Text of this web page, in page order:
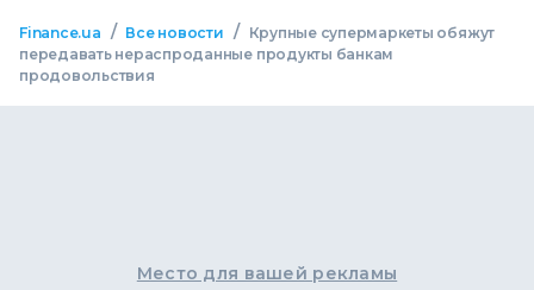
Finance.ua / Все новости /
Крупные супермаркеты обяжут
передавать нераспроданные продукты банкам
продовольствия
Место для вашей рекламы